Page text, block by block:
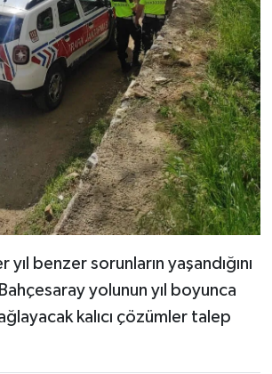
yıl benzer sorunların yaşandığını
yolunun yıl boyunca
kalıcı çözümler talep